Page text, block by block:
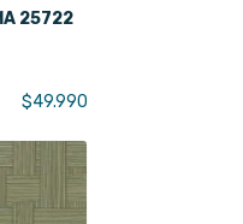
25722
$49.990